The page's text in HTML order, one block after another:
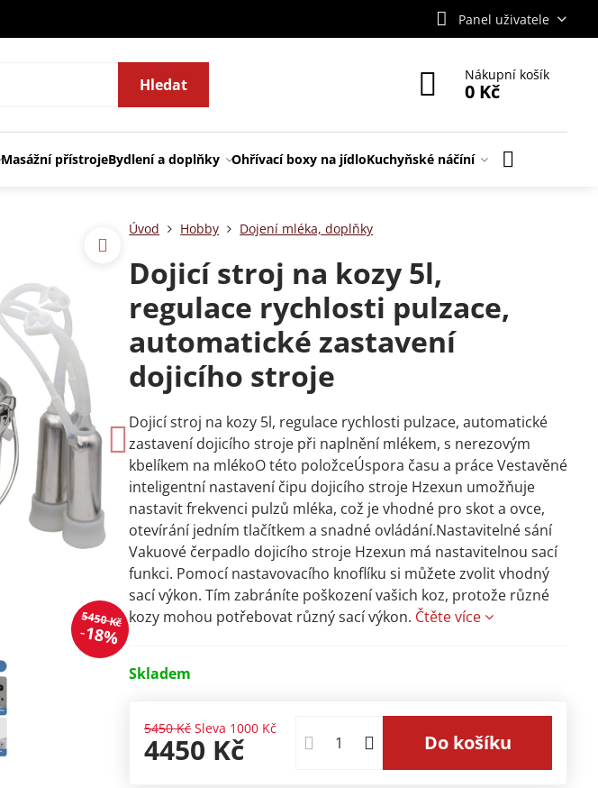
Panel uživatele
Hledat
Nákupní košík
0 Kč
Masážní přístrojeBydlení a doplňky Ohřívací boxy na jídloKuchyňské náčíní
5450 Kč
18%
Úvod Hobby Dojení mléka, doplňky
Dojicí stroj na kozy 5l,
regulace rychlosti pulzace,
automatické zastavení
dojicího stroje
Dojicí stroj na kozy 5l, regulace rychlosti pulzace, automatické
zastavení dojicího stroje při naplnění mlékem, s nerezovým
kbelíkem na mlékoO této položceÚspora času a práce Vestavěné
inteligentní nastavení čipu dojicího stroje Hzexun umožňuje
nastavit frekvenci pulzů mléka, což je vhodné pro skot a ovce,
otevírání jedním tlačítkem a snadné ovládání.Nastavitelné sání
Vakuové čerpadlo dojicího stroje Hzexun má nastavitelnou sací
funkci. Pomocí nastavovacího knoflíku si můžete zvolit vhodný
sací výkon. Tím zabráníte poškození vašich koz, protože různé
kozy mohou potřebovat různý sací výkon. Čtěte více
Skladem
5450 Kč Sleva 1000 Kč
4450 Kč Do košíku